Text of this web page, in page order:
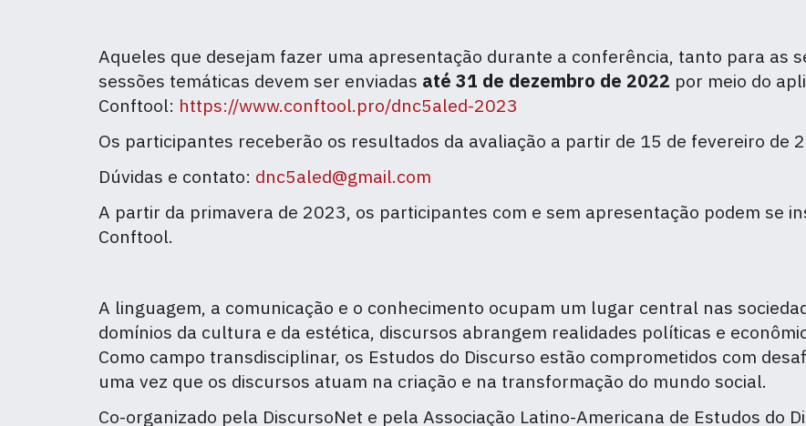
Aqueles que desejam fazer uma apresentação durante a conferência, tanto para as
sessões temáticas devem ser enviadas até 31 de dezembro de 2022 por meio do
Conftool: https://www.conftool.pro/dnc5aled-2023
Os participantes receberão os resultados da avaliação a partir de 15 de fevereiro de
Dúvidas e contato: dnc5aled@gmail.com
A partir da primavera de 2023, os participantes com e sem apresentação podem se
Conftool.
A linguagem, a comunicação e o conhecimento ocupam um lugar central nas
domínios da cultura e da estética, discursos abrangem realidades políticas e
Como campo transdisciplinar, os Estudos do Discurso estão comprometidos com
uma vez que os discursos atuam na criação e na transformação do mundo social.
Co-organizado pela DiscursoNet e pela Associação Latino-Americana de Estudos do